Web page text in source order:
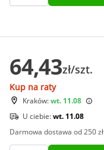
64,43zł/szt.
Kup na raty
Kraków:wt. 11.08
U ciebie:wt. 11.08
Darmowa dostawa od 250 zł